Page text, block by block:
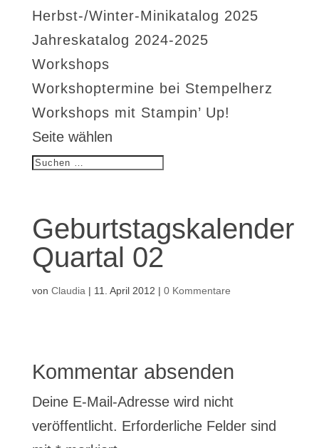
Herbst-/Winter-Minikatalog 2025
Jahreskatalog 2024-2025
Workshops
Workshoptermine bei Stempelherz
Workshops mit Stampin’ Up!
Seite wählen
Geburtstagskalender
Quartal 02
von Claudia | 11. April 2012 | 0 Kommentare
Kommentar absenden
Deine E-Mail-Adresse wird nicht
veröffentlicht. Erforderliche Felder sind